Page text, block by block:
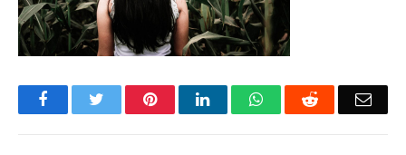
FacebookTwitter PinterestLinkedInWhatsAppReddit